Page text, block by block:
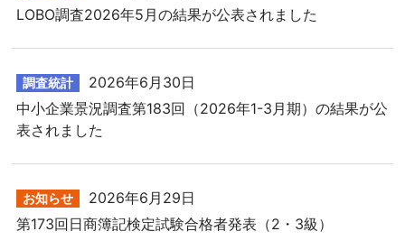
LOBO調査2026年5月の結果が公表されました
調査統計
2026年6月30日
中小企業景況調査第183回（2026年1-3月期）の結果が公
表されました
お知らせ
2026年6月29日
第173回日商簿記検定試験合格者発表（2・3級）